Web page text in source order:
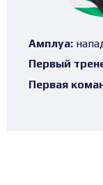
Амплуа:
Первый
Первая